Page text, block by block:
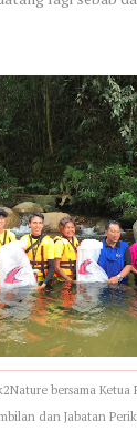
bersama Ketua
dan Jabatan